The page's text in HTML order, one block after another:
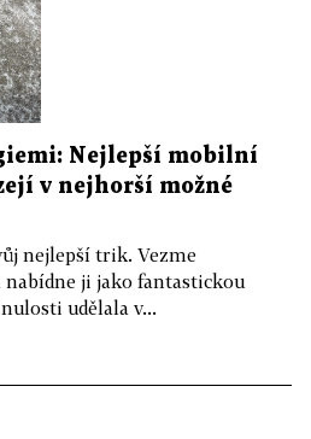
Nejlepší mobilní
v nejhorší možné
nejlepší trik. Vezme
ji jako fantastickou
udělala v...